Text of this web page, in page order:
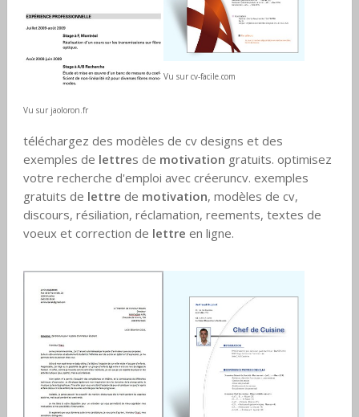
Vu sur jaoloron.fr
Vu sur cv-facile.com
téléchargez des modèles de cv designs et des
exemples de lettres de motivation gratuits. optimisez
votre recherche d'emploi avec créeruncv. exemples
gratuits de lettre de motivation, modèles de cv,
discours, résiliation, réclamation, reements, textes de
voeux et correction de lettre en ligne.